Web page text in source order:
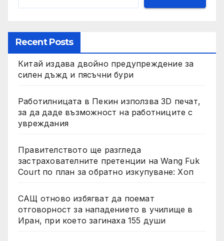
Recent Posts
Китай издава двойно предупреждение за
силен дъжд и пясъчни бури
Работилницата в Пекин използва 3D печат,
за да даде възможност на работниците с
увреждания
Правителството ще разгледа
застрахователните претенции на Wang Fuk
Court по план за обратно изкупуване: Хоп
САЩ отново избягват да поемат
отговорност за нападението в училище в
Иран, при което загинаха 155 души